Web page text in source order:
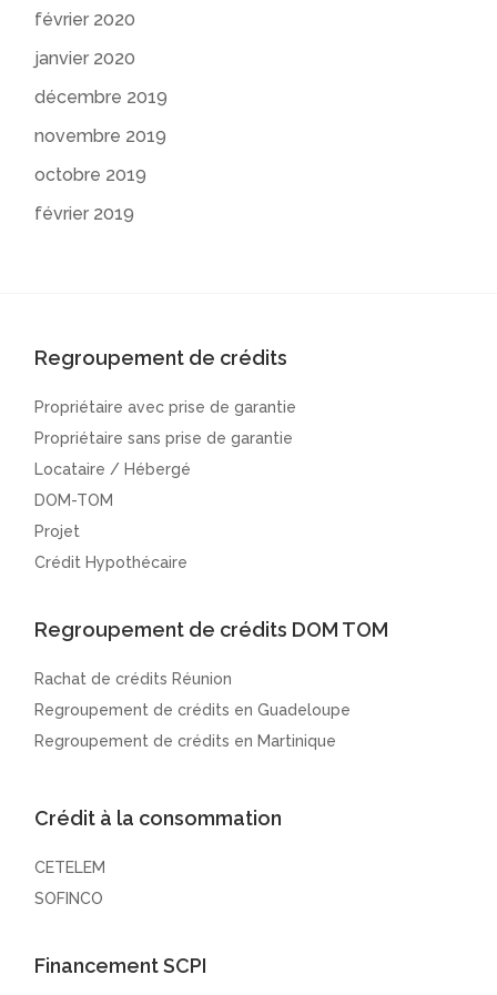
février 2020
janvier 2020
décembre 2019
novembre 2019
octobre 2019
février 2019
Regroupement de crédits
Propriétaire avec prise de garantie
Propriétaire sans prise de garantie
Locataire / Hébergé
DOM-TOM
Projet
Crédit Hypothécaire
Regroupement de crédits DOM TOM
Rachat de crédits Réunion
Regroupement de crédits en Guadeloupe
Regroupement de crédits en Martinique
Crédit à la consommation
CETELEM
SOFINCO
Financement SCPI